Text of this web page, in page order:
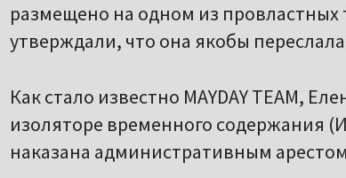
размещено на одном из
утверждали, что она якобы
Как стало известно MAYDAY TEAM,
изоляторе временного содержания
наказана административным